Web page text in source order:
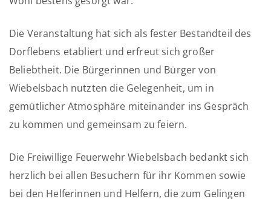
Die Veranstaltung hat sich als fester Bestandteil des
Dorflebens etabliert und erfreut sich großer
Beliebtheit. Die Bürgerinnen und Bürger von
Wiebelsbach nutzten die Gelegenheit, um in
gemütlicher Atmosphäre miteinander ins Gespräch
zu kommen und gemeinsam zu feiern.
Die Freiwillige Feuerwehr Wiebelsbach bedankt sich
herzlich bei allen Besuchern für ihr Kommen sowie
bei den Helferinnen und Helfern, die zum Gelingen